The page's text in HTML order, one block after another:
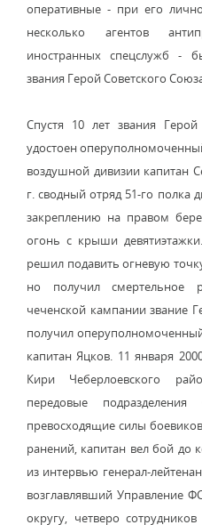
оперативные - при его
несколько агентов
иностранных спецслужб -
звания Герой Советского
Спустя 10 лет звания
удостоен
воздушной дивизии капитан
г. сводный отряд 51-го полка
закреплению на правом
огонь с крыши
решил подавить огневую
но получил смертельное
чеченской кампании звание
получил
капитан Яцков. 11 января
Кири Чеберлоевского
передовые
превосходящие силы
ранений, капитан вел бой до
из интервью генерал-
возглавлявший Управление
округу, четверо